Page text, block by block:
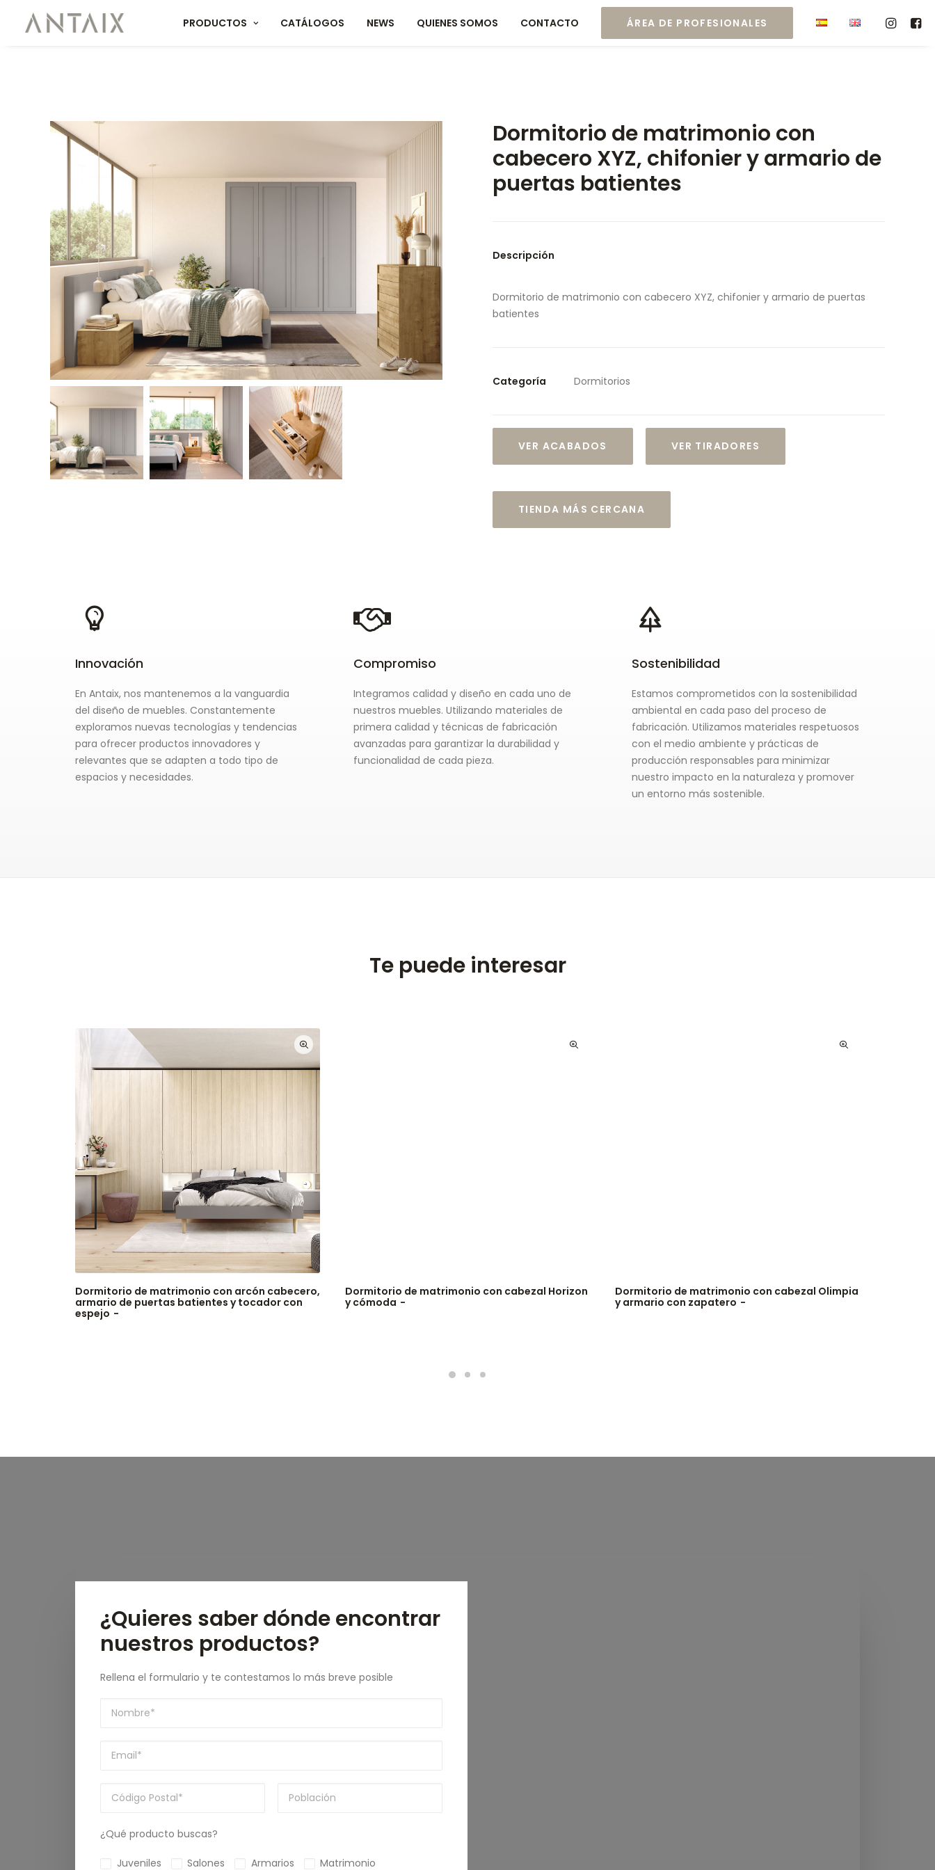
PRODUCTOS CATÁLOGOS NEWS QUIENES SOMOS CONTACTO ÁREA DE PROFESIONALES
Dormitorio de matrimonio con
cabecero XYZ, chifonier y armario de
puertas batientes
Descripción
Dormitorio de matrimonio con cabecero XYZ, chifonier y armario de puertas
batientes
Categoría Dormitorios
VER ACABADOS VER TIRADORES
TIENDA MÁS CERCANA
Innovación
En Antaix, nos mantenemos a la vanguardia
del diseño de muebles. Constantemente
exploramos nuevas tecnologías y tendencias
para ofrecer productos innovadores y
relevantes que se adapten a todo tipo de
espacios y necesidades.
Compromiso
Integramos calidad y diseño en cada uno de
nuestros muebles. Utilizando materiales de
primera calidad y técnicas de fabricación
avanzadas para garantizar la durabilidad y
funcionalidad de cada pieza.
Sostenibilidad
Estamos comprometidos con la sostenibilidad
ambiental en cada paso del proceso de
fabricación. Utilizamos materiales respetuosos
con el medio ambiente y prácticas de
producción responsables para minimizar
nuestro impacto en la naturaleza y promover
un entorno más sostenible.
Te puede interesar
Dormitorio de matrimonio con arcón cabecero,
armario de puertas batientes y tocador con
espejo
Dormitorio de matrimonio con cabezal Horizon
y cómoda
Dormitorio de matrimonio con cabezal Olimpia
y armario con zapatero
¿Quieres saber dónde encontrar
nuestros productos?
Rellena el formulario y te contestamos lo más breve posible
¿Qué producto buscas?
Juveniles Salones Armarios Matrimonio